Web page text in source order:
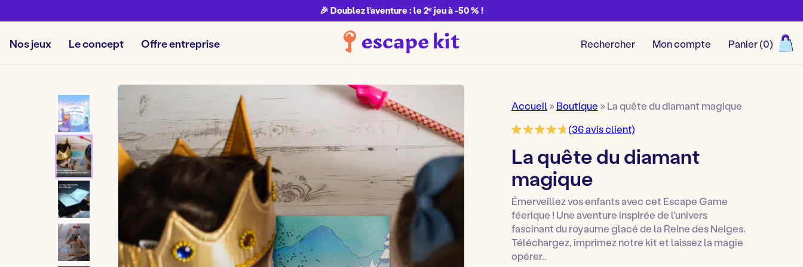
🎉 Doublez l’aventure : le 2ᵉ jeu à -50 % !
Nos jeux Le concept Offre entreprise Rechercher Mon compte Panier (0)
Accueil»Boutique »La quête du diamant magique
(36avis client)
La quête du diamant
magique
Émerveillez vos enfants avec cet Escape Game
féerique ! Une aventure inspirée de l'univers
fascinant du royaume glacé de la Reine des Neiges.
Téléchargez, imprimez notre kit et laissez la magie
opérer…